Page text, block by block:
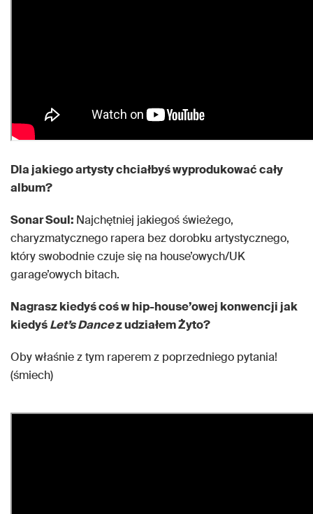
Dla jakiego artysty chciałbyś wyprodukować cały
album?
Sonar Soul: Najchętniej jakiegoś świeżego,
charyzmatycznego rapera bez dorobku artystycznego,
który swobodnie czuje się na house’owych/UK
garage’owych bitach.
Nagrasz kiedyś coś w hip-house’owej konwencji jak
kiedyśLet’s Dancez udziałem Żyto?
Oby właśnie z tym raperem z poprzedniego pytania!
(śmiech)